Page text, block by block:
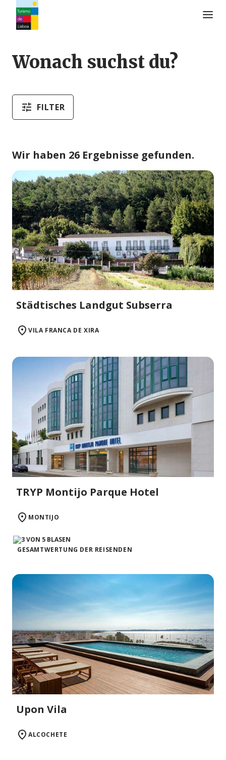
Wonach suchst du?
FILTER
Wir haben 26 Ergebnisse gefunden.
Städtisches Landgut Subserra
VILA FRANCA DE XIRA
TRYP Montijo Parque Hotel
MONTIJO
GESAMTWERTUNG DER REISENDEN
Upon Vila
ALCOCHETE